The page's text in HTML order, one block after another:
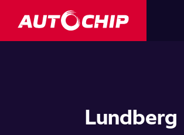
Lundberg